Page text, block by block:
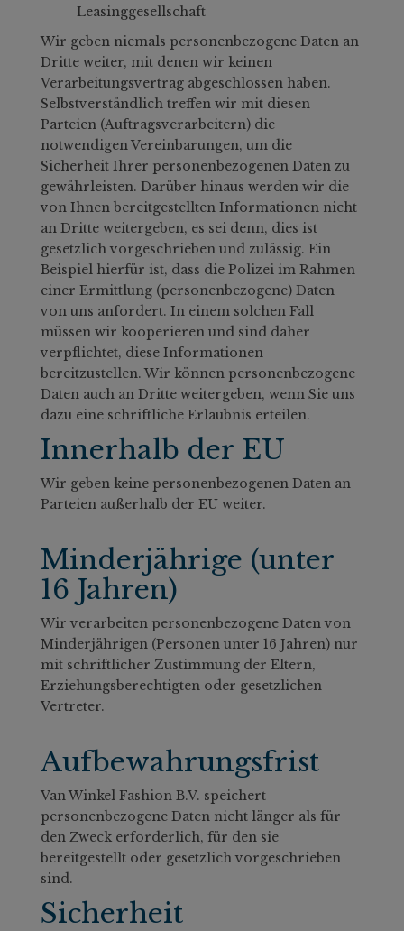
Leasinggesellschaft
Wir geben niemals personenbezogene Daten an
Dritte weiter, mit denen wir keinen
Verarbeitungsvertrag abgeschlossen haben.
Selbstverständlich treffen wir mit diesen
Parteien (Auftragsverarbeitern) die
notwendigen Vereinbarungen, um die
Sicherheit Ihrer personenbezogenen Daten zu
gewährleisten. Darüber hinaus werden wir die
von Ihnen bereitgestellten Informationen nicht
an Dritte weitergeben, es sei denn, dies ist
gesetzlich vorgeschrieben und zulässig. Ein
Beispiel hierfür ist, dass die Polizei im Rahmen
einer Ermittlung (personenbezogene) Daten
von uns anfordert. In einem solchen Fall
müssen wir kooperieren und sind daher
verpflichtet, diese Informationen
bereitzustellen. Wir können personenbezogene
Daten auch an Dritte weitergeben, wenn Sie uns
dazu eine schriftliche Erlaubnis erteilen.
Innerhalb der EU
Wir geben keine personenbezogenen Daten an
Parteien außerhalb der EU weiter.
Minderjährige (unter
16 Jahren)
Wir verarbeiten personenbezogene Daten von
Minderjährigen (Personen unter 16 Jahren) nur
mit schriftlicher Zustimmung der Eltern,
Erziehungsberechtigten oder gesetzlichen
Vertreter.
Aufbewahrungsfrist
Van Winkel Fashion B.V. speichert
personenbezogene Daten nicht länger als für
den Zweck erforderlich, für den sie
bereitgestellt oder gesetzlich vorgeschrieben
sind.
Sicherheit